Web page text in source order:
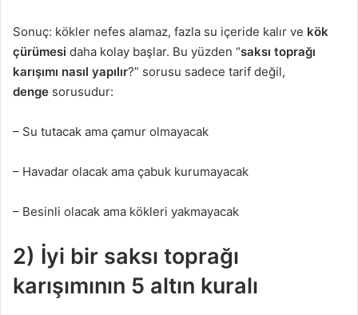
Sonuç: kökler nefes alamaz, fazla su içeride kalır ve kök
çürümesi daha kolay başlar. Bu yüzden “saksı toprağı
karışımı nasıl yapılır?” sorusu sadece tarif değil,
denge sorusudur:
– Su tutacak ama çamur olmayacak
– Havadar olacak ama çabuk kurumayacak
– Besinli olacak ama kökleri yakmayacak
2) İyi bir saksı toprağı
karışımının 5 altın kuralı